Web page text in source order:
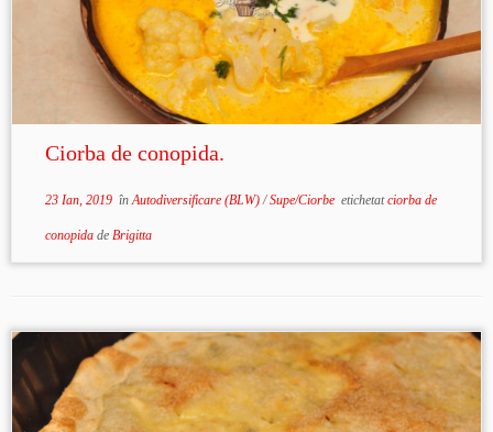
Ciorba de conopida.
23 Ian, 2019înAutodiversificare (BLW)/Supe/Ciorbe etichetatciorba de
conopida de Brigitta